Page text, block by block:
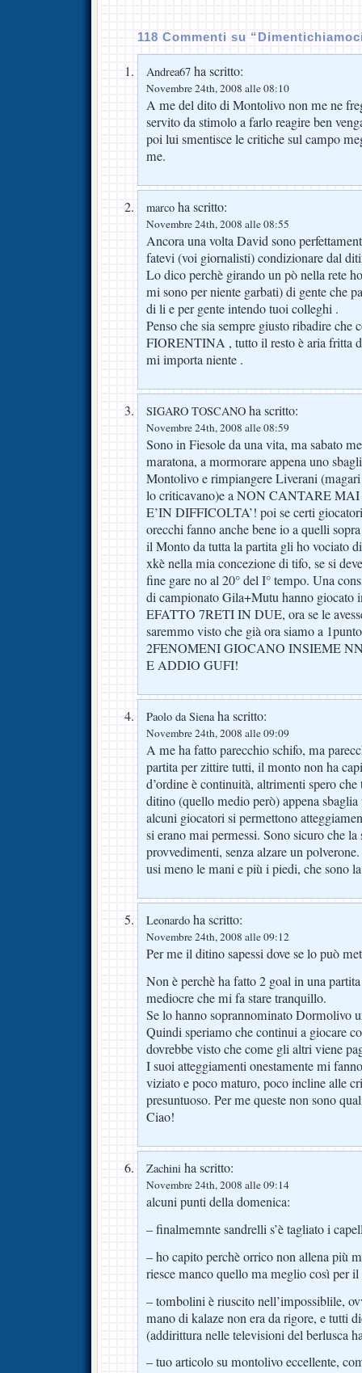
118 Commenti su
Andrea67 ha scritto:
Novembre 24th, 2008 alle 08:10
A me del dito di Montolivo non me ne
servito da stimolo a farlo reagire ben
poi lui smentisce le critiche sul campo
me.
marco ha scritto:
Novembre 24th, 2008 alle 08:55
Ancora una volta David sono
fatevi (voi giornalisti) condizionare dal
Lo dico perchè girando un pò nella rete
mi sono per niente garbati) di gente che
di li e per gente intendo tuoi colleghi .
Penso che sia sempre giusto ribadire
FIORENTINA , tutto il resto è aria fritta
mi importa niente .
SIGARO TOSCANO ha scritto:
Novembre 24th, 2008 alle 08:59
Sono in Fiesole da una vita, ma sabato
maratona, a mormorare appena uno
Montolivo e rimpiangere Liverani (magari
lo criticavano)e a NON CANTARE
E’IN DIFFICOLTA’! poi se certi
orecchi fanno anche bene io a quelli
il Monto da tutta la partita gli ho vociato
xkè nella mia concezione di tifo, se si
fine gare no al 20° del I° tempo. Una
di campionato Gila+Mutu hanno
EFATTO 7RETI IN DUE, ora se le
saremmo visto che già ora siamo a
2FENOMENI GIOCANO INSIEME
E ADDIO GUFI!
Paolo da Sienaha scritto:
Novembre 24th, 2008 alle 09:09
A me ha fatto parecchio schifo, ma
partita per zittire tutti, il monto non ha
d’ordine è continuità, altrimenti spero
ditino (quello medio però) appena sbaglia
alcuni giocatori si permettono
si erano mai permessi. Sono sicuro che la
provvedimenti, senza alzare un
usi meno le mani e più i piedi, che sono
Leonardo ha scritto:
Novembre 24th, 2008 alle 09:12
Per me il ditino sapessi dove se lo può
Non è perchè ha fatto 2 goal in una
mediocre che mi fa stare tranquillo.
Se lo hanno soprannominato Dormolivo
Quindi speriamo che continui a giocare
dovrebbe visto che come gli altri viene
I suoi atteggiamenti onestamente mi
viziato e poco maturo, poco incline alle
presuntuoso. Per me queste non sono
Ciao!
Zachini ha scritto:
Novembre 24th, 2008 alle 09:14
alcuni punti della domenica:
– finalmemnte sandrelli s’è tagliato i
– ho capito perchè orrico non allena più
riesce manco quello ma meglio così per
– tombolini è riuscito nell’impossiblile,
mano di kalaze non era da rigore, e tutti
(addirittura nelle televisioni del berlusca
– tuo articolo su montolivo eccellente,